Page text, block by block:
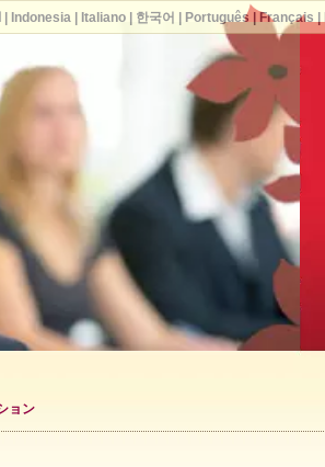
ョン
Indonesia| Italiano| 한국어 Português Français